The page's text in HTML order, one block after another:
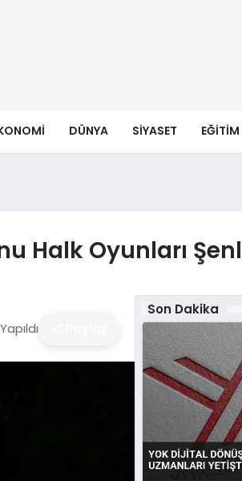
DÜNYA SIYASET EĞITIM
Halk Oyunları
Son Dakika